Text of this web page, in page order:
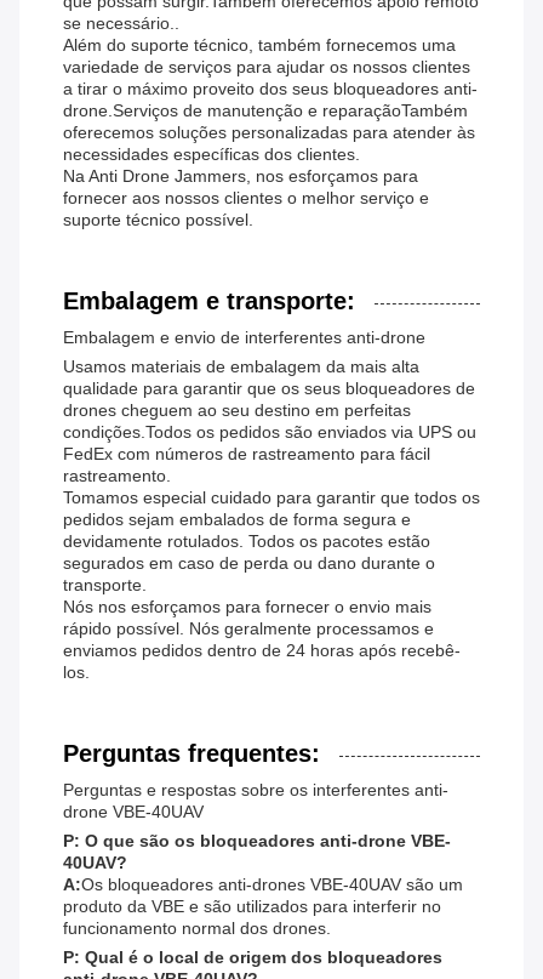
se necessário..
Além do suporte técnico, também fornecemos uma
variedade de serviços para ajudar os nossos clientes
a tirar o máximo proveito dos seus bloqueadores anti-
drone.Serviços de manutenção e reparaçãoTambém
oferecemos soluções personalizadas para atender às
necessidades específicas dos clientes.
Na Anti Drone Jammers, nos esforçamos para
fornecer aos nossos clientes o melhor serviço e
suporte técnico possível.
Embalagem e transporte:
Embalagem e envio de interferentes anti-drone
Usamos materiais de embalagem da mais alta
qualidade para garantir que os seus bloqueadores de
drones cheguem ao seu destino em perfeitas
condições.Todos os pedidos são enviados via UPS ou
FedEx com números de rastreamento para fácil
rastreamento.
Tomamos especial cuidado para garantir que todos os
pedidos sejam embalados de forma segura e
devidamente rotulados. Todos os pacotes estão
segurados em caso de perda ou dano durante o
transporte.
Nós nos esforçamos para fornecer o envio mais
rápido possível. Nós geralmente processamos e
enviamos pedidos dentro de 24 horas após recebê-
los.
Perguntas frequentes:
Perguntas e respostas sobre os interferentes anti-
drone VBE-40UAV
P: O que são os bloqueadores anti-drone VBE-
40UAV?
A:Os bloqueadores anti-drones VBE-40UAV são um
produto da VBE e são utilizados para interferir no
funcionamento normal dos drones.
P: Qual é o local de origem dos bloqueadores